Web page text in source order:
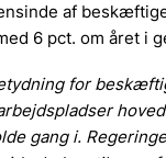
af
6 pct. om året i
for
gang i.